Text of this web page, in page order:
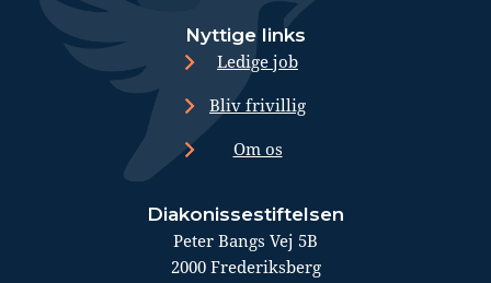
Nyttige links
Ledige job
Bliv frivillig
Om os
Diakonissestiftelsen
Peter Bangs Vej 5B
2000 Frederiksberg